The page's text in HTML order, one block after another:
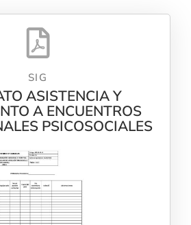
SIG
ASISTENCIA Y
A ENCUENTROS
PSICOSOCIALES